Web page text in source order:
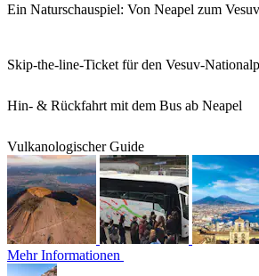
Ein Naturschauspiel: Von Neapel zum
Skip-the-line-Ticket für den Vesuv-
Hin- & Rückfahrt mit dem Bus ab Neapel
Vulkanologischer Guide
Mehr Informationen